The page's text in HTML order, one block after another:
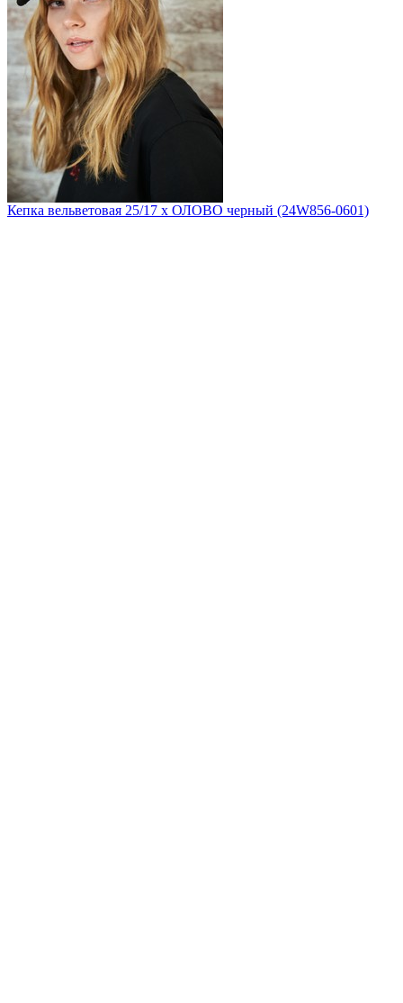
Кепка вельветовая 25/17 х ОЛОВО черный (24W856-0601)